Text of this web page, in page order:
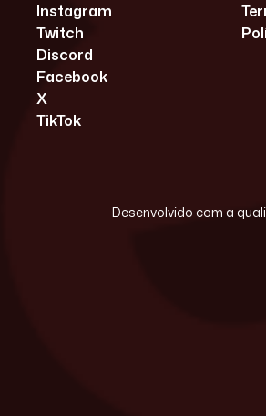
Instagram
Twitch
Discord
Facebook
X
TikTok
Desenvolvido com a